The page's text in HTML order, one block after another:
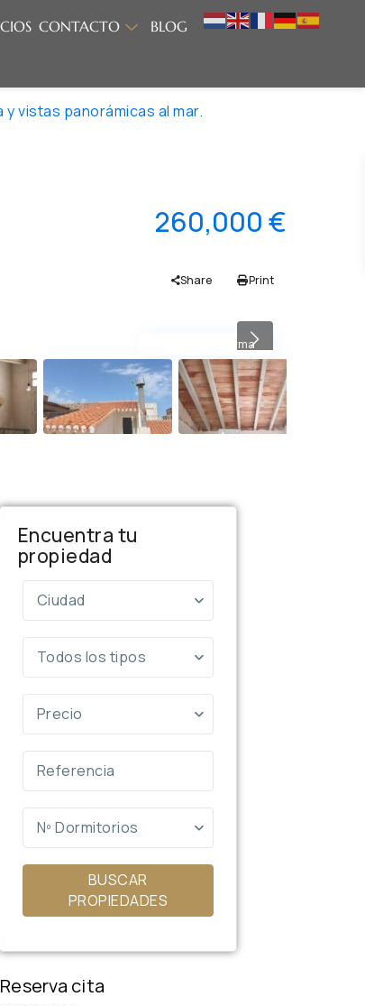
CONTACTO BLOG
vistas panorámicas al mar.
260,000 €
Share Print
Necesita reformaPrevious
Encuentra tu
propiedad
Ciudad
Todos los tipos
Precio
Nº Dormitorios
BUSCAR
PROPIEDADES